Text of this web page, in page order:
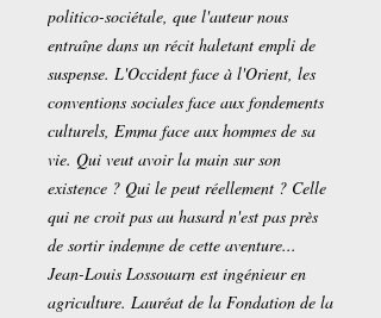
politico-sociétale, que l'auteur nous
entraîne dans un récit haletant empli de
suspense. L'Occident face à l'Orient, les
conventions sociales face aux fondements
culturels, Emma face aux hommes de sa
vie. Qui veut avoir la main sur son
existence ? Qui le peut réellement ? Celle
qui ne croit pas au hasard n'est pas près
de sortir indemne de cette aventure...
Jean-Louis Lossouarn est ingénieur en
agriculture. Lauréat de la Fondation de la